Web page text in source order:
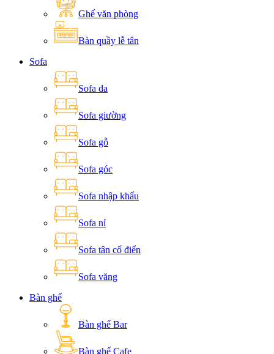
Ghế văn phòng
Bàn quầy lễ tân
Sofa
Sofa da
Sofa giường
Sofa gỗ
Sofa góc
Sofa nhập khẩu
Sofa nỉ
Sofa tân cổ điển
Sofa văng
Bàn ghế
Bàn ghế Bar
Bàn ghế Cafe